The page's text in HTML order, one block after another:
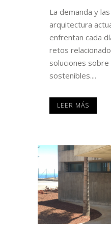
La demanda y
arquitectura
enfrentan cada
retos
soluciones
sostenibles....
LEER MÁS